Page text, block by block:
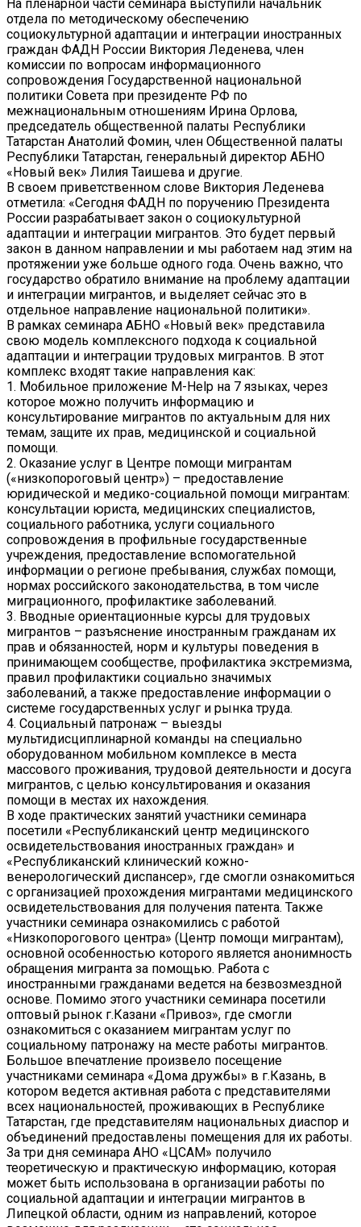
На пленарной части семинара выступили начальник
отдела по методическому обеспечению
социокультурной адаптации и интеграции иностранных
граждан ФАДН России Виктория Леденева, член
комиссии по вопросам информационного
сопровождения Государственной национальной
политики Совета при президенте РФ по
межнациональным отношениям Ирина Орлова,
председатель общественной палаты Республики
Татарстан Анатолий Фомин, член Общественной палаты
Республики Татарстан, генеральный директор АБНО
«Новый век» Лилия Таишева и другие.
В своем приветственном слове Виктория Леденева
отметила: «Сегодня ФАДН по поручению Президента
России разрабатывает закон о социокультурной
адаптации и интеграции мигрантов. Это будет первый
закон в данном направлении и мы работаем над этим на
протяжении уже больше одного года. Очень важно, что
государство обратило внимание на проблему адаптации
и интеграции мигрантов, и выделяет сейчас это в
отдельное направление национальной политики».
В рамках семинара АБНО «Новый век» представила
свою модель комплексного подхода к социальной
адаптации и интеграции трудовых мигрантов. В этот
комплекс входят такие направления как:
1. Мобильное приложение M-Help на 7 языках, через
которое можно получить информацию и
консультирование мигрантов по актуальным для них
темам, защите их прав, медицинской и социальной
помощи.
2. Оказание услуг в Центре помощи мигрантам
(«низкопороговый центр») – предоставление
юридической и медико-социальной помощи мигрантам:
консультации юриста, медицинских специалистов,
социального работника, услуги социального
сопровождения в профильные государственные
учреждения, предоставление вспомогательной
информации о регионе пребывания, службах помощи,
нормах российского законодательства, в том числе
миграционного, профилактике заболеваний.
3. Вводные ориентационные курсы для трудовых
мигрантов – разъяснение иностранным гражданам их
прав и обязанностей, норм и культуры поведения в
принимающем сообществе, профилактика экстремизма,
правил профилактики социально значимых
заболеваний, а также предоставление информации о
системе государственных услуг и рынка труда.
4. Социальный патронаж – выезды
мультидисциплинарной команды на специально
оборудованном мобильном комплексе в места
массового проживания, трудовой деятельности и досуга
мигрантов, с целью консультирования и оказания
помощи в местах их нахождения.
В ходе практических занятий участники семинара
посетили «Республиканский центр медицинского
освидетельствования иностранных граждан» и
«Республиканский клинический кожно-
венерологический диспансер», где смогли ознакомиться
с организацией прохождения мигрантами медицинского
освидетельствования для получения патента. Также
участники семинара ознакомились с работой
«Низкопорогового центра» (Центр помощи мигрантам),
основной особенностью которого является анонимность
обращения мигранта за помощью. Работа с
иностранными гражданами ведется на безвозмездной
основе. Помимо этого участники семинара посетили
оптовый рынок г.Казани «Привоз», где смогли
ознакомиться с оказанием мигрантам услуг по
социальному патронажу на месте работы мигрантов.
Большое впечатление произвело посещение
участниками семинара «Дома дружбы» в г.Казань, в
котором ведется активная работа с представителями
всех национальностей, проживающих в Республике
Татарстан, где представителям национальных диаспор и
объединений предоставлены помещения для их работы.
За три дня семинара АНО «ЦСАМ» получило
теоретическую и практическую информацию, которая
может быть использована в организации работы по
социальной адаптации и интеграции мигрантов в
Липецкой области, одним из направлений, которое